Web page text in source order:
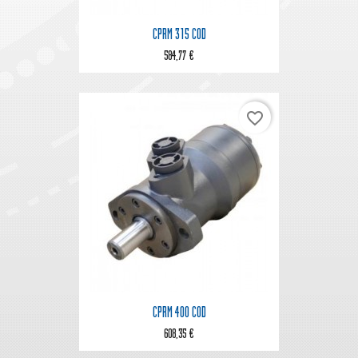
CPRM 315 COD
584,77 €
CPRM 400 COD
608,35 €
favorite_border